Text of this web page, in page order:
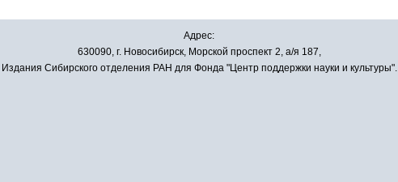
Адрес:
630090, г. Новосибирск, Морской проспект 2, а/я 187,
Издания Сибирского отделения РАН для Фонда "Центр поддержки науки и культуры".